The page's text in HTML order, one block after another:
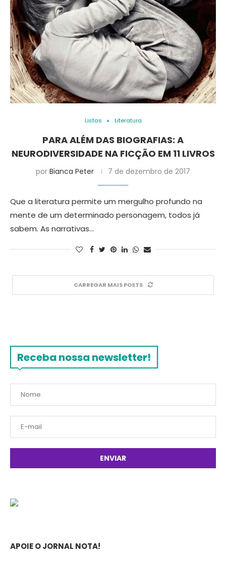
Listas Literatura
PARA ALÉM DAS BIOGRAFIAS: A
NEURODIVERSIDADE NA FICÇÃO EM 11 LIVROS
por Bianca Peter 7 de dezembro de 2017
Que a literatura permite um mergulho profundo na
mente de um determinado personagem, todos já
sabem. As narrativas…
CARREGAR MAIS POSTS
Receba nossa newsletter!
APOIE O JORNAL NOTA!